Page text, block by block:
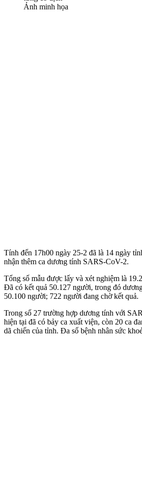
Ảnh minh họa
Tính đến 17h00 ngày 25-2 đã là 14 ngày
nhận thêm ca dương tính SARS-CoV-2.
Tổng số mẫu được lấy và xét nghiệm là
Đã có kết quả 50.127 người, trong đó
50.100 người; 722 người đang chờ kết quả.
Trong số 27 trường hợp dương tính với
hiện tại đã có bảy ca xuất viện, còn 20 ca
d‌ã chi‌ến của tỉnh. Đa số bệnh nhân sức